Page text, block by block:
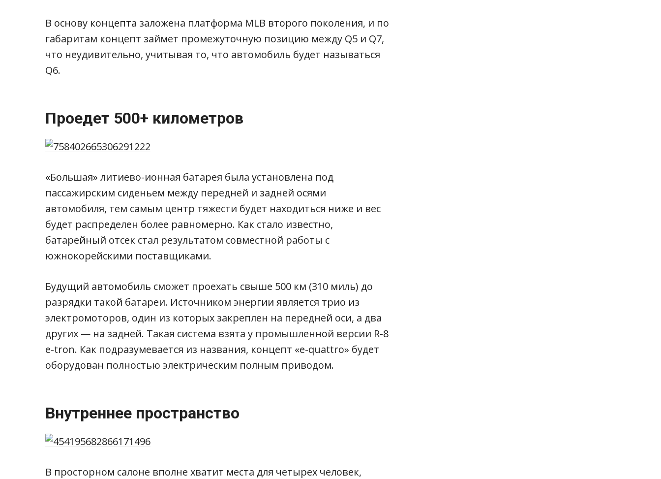
В основу концепта заложена платформа MLB второго поколения, и по
габаритам концепт займет промежуточную позицию между Q5 и Q7,
что неудивительно, учитывая то, что автомобиль будет называться
Q6.
Проедет 500+ километров
«Большая» литиево-ионная батарея была установлена под
пассажирским сиденьем между передней и задней осями
автомобиля, тем самым центр тяжести будет находиться ниже и вес
будет распределен более равномерно. Как стало известно,
батарейный отсек стал результатом совместной работы с
южнокорейскими поставщиками.
Будущий автомобиль сможет проехать свыше 500 км (310 миль) до
разрядки такой батареи. Источником энергии является трио из
электромоторов, один из которых закреплен на передней оси, а два
других — на задней. Такая система взята у промышленной версии R-8
e-tron. Как подразумевается из названия, концепт «e-quattro» будет
оборудован полностью электрическим полным приводом.
Внутреннее пространство
В просторном салоне вполне хватит места для четырех человек,